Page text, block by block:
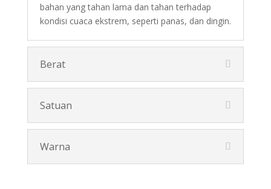
bahan yang tahan lama dan tahan terhadap
kondisi cuaca ekstrem, seperti panas, dan dingin.
Berat
Satuan
Warna